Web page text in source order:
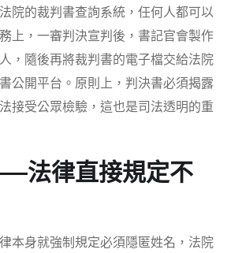
院的裁判書查詢系統，任何人都可以
上，一審判決宣判後，書記官會製作
，隨後再將裁判書的電子檔交給法院
公開平台。原則上，判決書必須揭露
接受公眾檢驗，這也是司法透明的重
法律直接規定不
本身就強制規定必須隱匿姓名，法院